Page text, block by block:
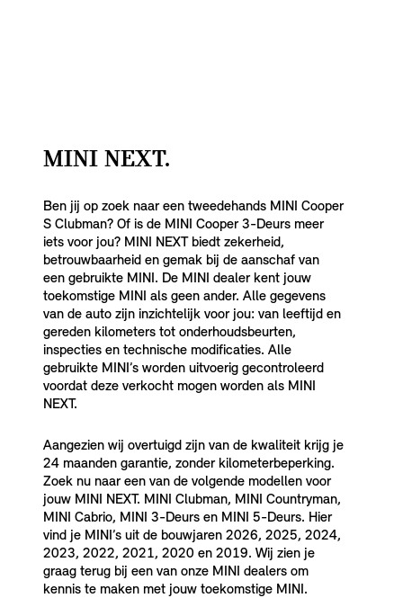
MINI NEXT.
Ben jij op zoek naar een tweedehands MINI Cooper
S Clubman? Of is de MINI Cooper 3-Deurs meer
iets voor jou? MINI NEXT biedt zekerheid,
betrouwbaarheid en gemak bij de aanschaf van
een gebruikte MINI. De MINI dealer kent jouw
toekomstige MINI als geen ander. Alle gegevens
van de auto zijn inzichtelijk voor jou: van leeftijd en
gereden kilometers tot onderhoudsbeurten,
inspecties en technische modificaties. Alle
gebruikte MINI’s worden uitvoerig gecontroleerd
voordat deze verkocht mogen worden als MINI
NEXT.
Aangezien wij overtuigd zijn van de kwaliteit krijg je
24 maanden garantie, zonder kilometerbeperking.
Zoek nu naar een van de volgende modellen voor
jouw MINI NEXT. MINI Clubman, MINI Countryman,
MINI Cabrio, MINI 3-Deurs en MINI 5-Deurs. Hier
vind je MINI’s uit de bouwjaren 2026, 2025, 2024,
2023, 2022, 2021, 2020 en 2019. Wij zien je
graag terug bij een van onze MINI dealers om
kennis te maken met jouw toekomstige MINI.